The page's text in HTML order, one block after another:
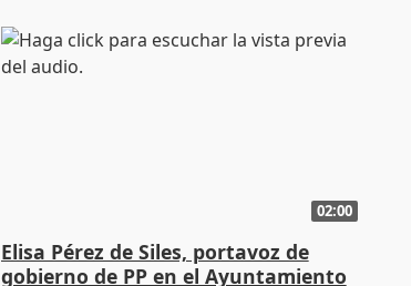
02:00
Elisa Pérez de Siles, portavoz de
gobierno de PP en el Ayuntamiento